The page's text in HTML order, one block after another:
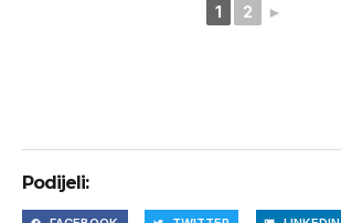
1 2 ►
Podijeli: